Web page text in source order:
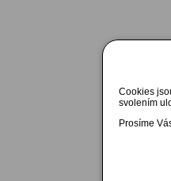
Cookies
svolením
Prosíme